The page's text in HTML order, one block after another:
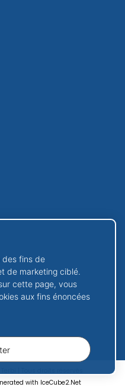
with IceCube2.Net
des fins de
de marketing ciblé.
cette page, vous
aux fins énoncées